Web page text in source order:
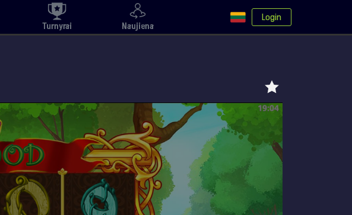
Turnyrai Naujiena
Login